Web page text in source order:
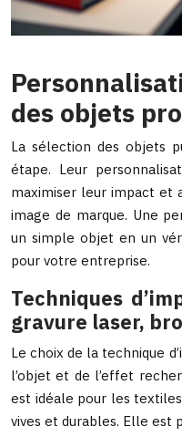
des objets
La sélection des objets
étape. Leur
maximiser leur impact et
image de marque. Une
un simple objet en un
pour votre entreprise.
Techniques
gravure laser,
Le choix de la technique
l’objet et de l’effet
est idéale pour les
vives et durables. Elle est